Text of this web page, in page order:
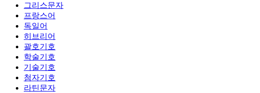
그리스문자
프랑스어
독일어
히브리어
괄호기호
학술기호
기술기호
첨자기호
라틴문자